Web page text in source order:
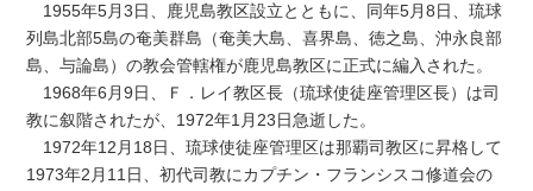
1955年5月3日、鹿児島教区設立とともに、同年5月8日、琉球
列島北部5島の奄美群島（奄美大島、喜界島、徳之島、沖永良部
島、与論島）の教会管轄権が鹿児島教区に正式に編入された。
1968年6月9日、Ｆ．レイ教区長（琉球使徒座管理区長）は司
教に叙階されたが、1972年1月23日急逝した。
1972年12月18日、琉球使徒座管理区は那覇司教区に昇格して
1973年2月11日、初代司教にカプチン・フランシスコ修道会の